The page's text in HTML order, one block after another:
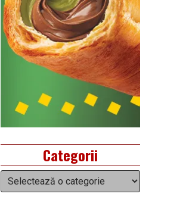
Categorii
Categorii